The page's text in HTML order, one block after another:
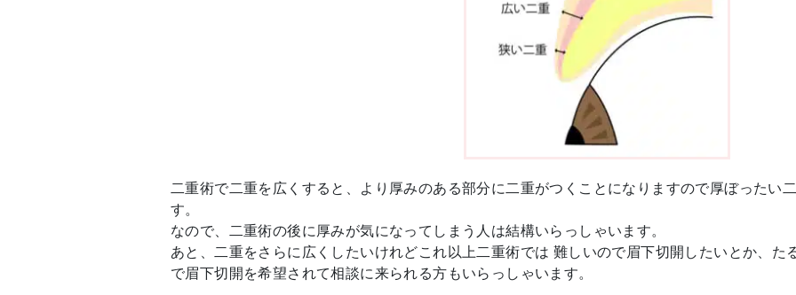
二重術で二重を広くすると、より厚みのある部分に二重がつくことになりますので厚ぼったい
す。
なので、二重術の後に厚みが気になってしまう人は結構いらっしゃいます。
あと、二重をさらに広くしたいけれどこれ以上二重術では 難しいので眉下切開したいとか、た
で眉下切開を希望されて相談に来られる方もいらっしゃいます。